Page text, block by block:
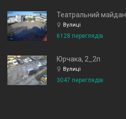
Театральний майдан
Вулиці
6128 переглядів
Юрчака, 2_2п
Вулиці
3047 переглядів